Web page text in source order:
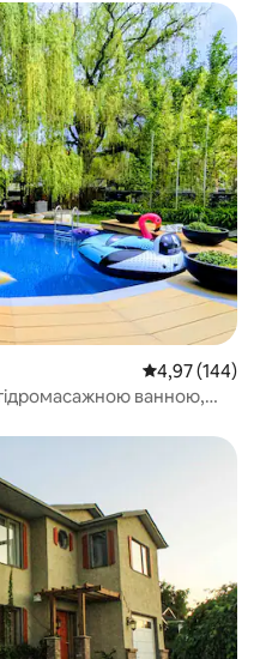
Середня
4,97 (144)
ванною,